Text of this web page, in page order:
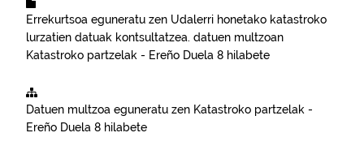
Errekurtsoa eguneratu zen Udalerri honetako katastroko
lurzatien datuak kontsultatzea. datuen multzoan
Katastroko partzelak - Ereño Duela 8 hilabete
Datuen multzoa eguneratu zen Katastroko partzelak -
Ereño Duela 8 hilabete